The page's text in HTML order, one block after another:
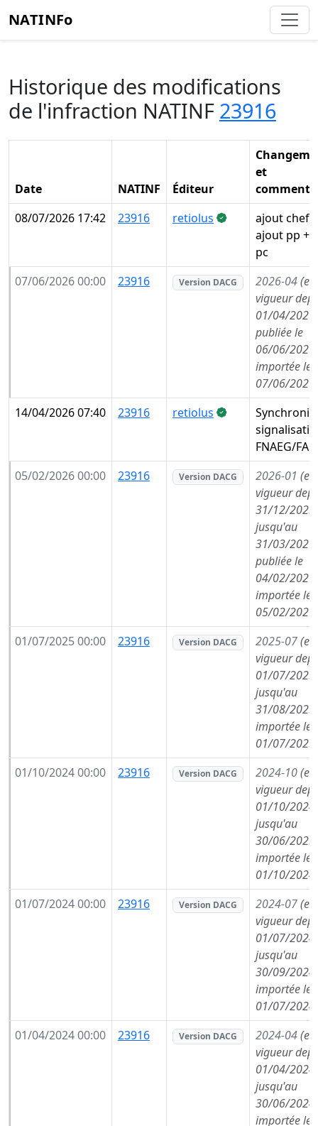
NATINFo
Historique des modifications
de l'infraction NATINF 23916
Date NATINF Éditeur
et
08/07/2026 17:42
23916 retiolus
ajout chef +
ajout pp +
pc
07/06/2026 00:00
23916 Version DACG 2026-04(en
vigueur
01/04/2026,
publiée le
06/06/2026,
importée le
07/06/2026)
14/04/2026 07:40
23916 retiolus
FNAEG/
05/02/2026 00:00
23916 Version DACG 2026-01 (en
vigueur
31/12/2025,
jusqu'au
31/03/2026,
publiée le
04/02/2026,
importée le
05/02/2026)
01/07/2025 00:00
23916 Version DACG 2025-07(en
vigueur
01/07/2025,
jusqu'au
31/08/2025,
importée le
01/07/2025)
01/10/2024 00:00
23916 Version DACG 2024-10(en
vigueur
01/10/2024,
jusqu'au
30/06/2025,
importée le
01/10/2024)
01/07/2024 00:00
23916 Version DACG 2024-07(en
vigueur
01/07/2024,
jusqu'au
30/09/2024,
importée le
01/07/2024)
01/04/2024 00:00
23916 Version DACG 2024-04(en
vigueur
01/04/2024,
jusqu'au
30/06/2024,
importée le